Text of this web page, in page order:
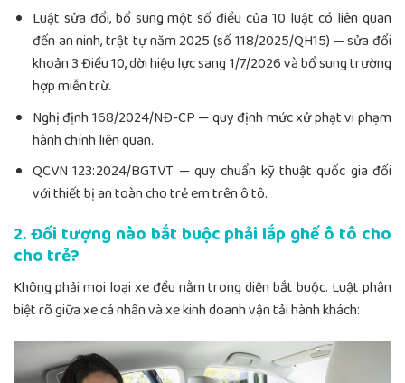
Luật sửa đổi, bổ sung một số điều của 10 luật có liên quan
đến an ninh, trật tự năm 2025 (số 118/2025/QH15) — sửa đổi
khoản 3 Điều 10, dời hiệu lực sang 1/7/2026 và bổ sung trường
hợp miễn trừ.
Nghị định 168/2024/NĐ-CP — quy định mức xử phạt vi phạm
hành chính liên quan.
QCVN 123:2024/BGTVT — quy chuẩn kỹ thuật quốc gia đối
với thiết bị an toàn cho trẻ em trên ô tô.
2. Đối tượng nào bắt buộc phải lắp ghế ô tô cho
cho trẻ?
Không phải mọi loại xe đều nằm trong diện bắt buộc. Luật phân
biệt rõ giữa xe cá nhân và xe kinh doanh vận tải hành khách: